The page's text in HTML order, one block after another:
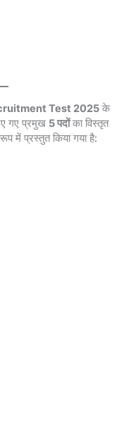
Test 2025 के
गए प्रमुख 5 पदोंका विस्तृत
में प्रस्तुत किया गया है: